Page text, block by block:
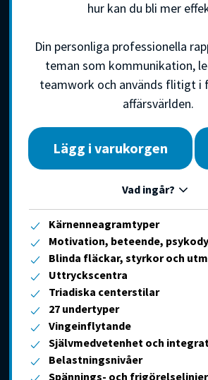
hur kan du bli mer
Din personliga professionella
teman som kommunikation,
teamwork och används flitigt i
affärsvärlden.
Lägg i varukorgen
Vad ingår?
Kärnenneagramtyper
Motivation, beteende,
Blinda fläckar, styrkor och
Uttryckscentra
Triadiska centerstilar
27 undertyper
Vingeinflytande
Självmedvetenhet och
Belastningsnivåer
Spännings- och frigörelselinjer